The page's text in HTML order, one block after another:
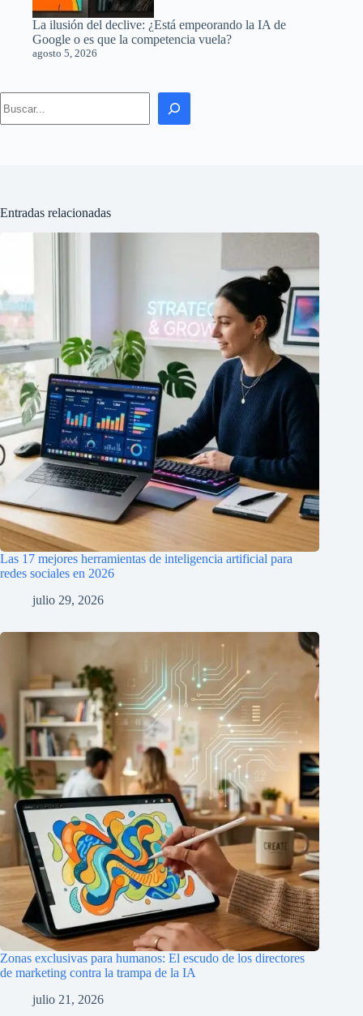
La ilusión del declive: ¿Está empeorando la IA de
Google o es que la competencia vuela?
agosto 5, 2026
Entradas relacionadas
Las 17 mejores herramientas de inteligencia artificial para
redes sociales en 2026
julio 29, 2026
Zonas exclusivas para humanos: El escudo de los directores
de marketing contra la trampa de la IA
julio 21, 2026